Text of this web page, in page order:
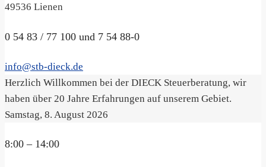
49536 Lienen
0 54 83 / 77 100 und 7 54 88-0
info@stb-dieck.de
Herzlich Willkommen bei der DIECK Steuerberatung, wir
haben über 20 Jahre Erfahrungen auf unserem Gebiet.
Samstag, 8. August 2026
8:00 – 14:00